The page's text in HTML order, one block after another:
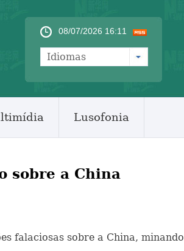
08/07/2026 16:11
Idiomas
Lusofonia
sobre a China
falaciosas sobre a China, minando